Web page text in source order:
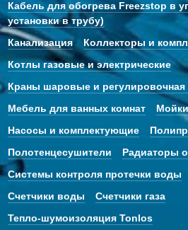
Кабель для обогрева Freezstop в
установки в трубу)
Канализация
Коллекторы и
Котлы газовые и электрические
Краны шаровые и регулировочная
Мебель для ванных комнат
Насосы и комплектующие
Полотенцесушители
Радиаторы
Системы контроля протечки воды
Счетчики воды
Счетчики газа
Тепло-шумоизоляция Tonlos